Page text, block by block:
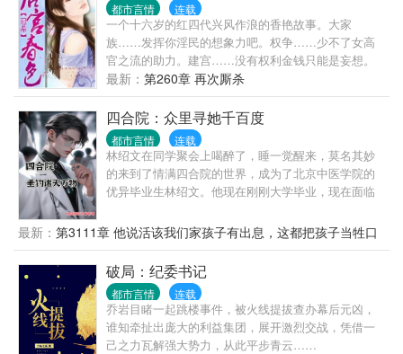
都市言情 连载
一个十六岁的红四代兴风作浪的香艳故事。大家
族……发挥你淫民的想象力吧。权争……少不了女高
官之流的助力。建宫……没有权利金钱只能是妄想。
后宫……少了莉，师，妇，空，护，洋，星，偷等等
等等还叫宫吗？ 陈老师出品必属精品，请大家放心收
藏支持，一定会给你们意料外的惊喜！
最新： 第260章 再次厮杀
四合院：众里寻她千百度
都市言情 连载
林绍文在同学聚会上喝醉了，睡一觉醒来，莫名其妙
的来到了情满四合院的世界，成为了北京中医学院的
优异毕业生林绍文。他现在刚刚大学毕业，现在面临
还是去轧钢厂当一名默默无闻的厂医。林绍文二话不
说，就选择了厂医。没有办法，让一个社畜去医院当
医生，那不等于是杀人？更何况，协和医院可都是大
佬级别的，人家一眼就能看出他的医学水平。可在他
做出了选择后，脑海中“叮”了一声。“诸天垂钓”系统开
启，诸天万物，皆可垂钓。林绍文差点没吐血，这该
死的垂钓系统早来一分钟，他的人生就不一样了。
最新： 第3111章 他说活该我们家孩子有出息，这都把孩子当牲口
打
破局：纪委书记
都市言情 连载
乔岩目睹一起跳楼事件，被火线提拔查办幕后元凶，
谁知牵扯出庞大的利益集团，展开激烈交战，凭借一
己之力瓦解强大势力，从此平步青云……